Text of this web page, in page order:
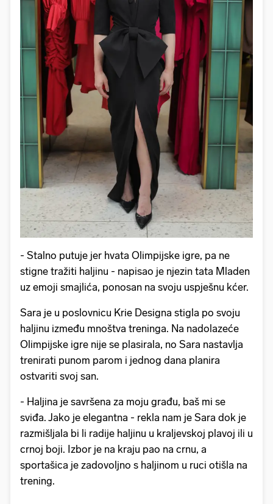
- Stalno putuje jer hvata Olimpijske igre, pa ne
stigne tražiti haljinu - napisao je njezin tata Mladen
uz emoji smajlića, ponosan na svoju uspješnu kćer.
Sara je u poslovnicu Krie Designa stigla po svoju
haljinu između mnoštva treninga. Na nadolazeće
Olimpijske igre nije se plasirala, no Sara nastavlja
trenirati punom parom i jednog dana planira
ostvariti svoj san.
- Haljina je savršena za moju građu, baš mi se
sviđa. Jako je elegantna - rekla nam je Sara dok je
razmišljala bi li radije haljinu u kraljevskoj plavoj ili u
crnoj boji. Izbor je na kraju pao na crnu, a
sportašica je zadovoljno s haljinom u ruci otišla na
trening.